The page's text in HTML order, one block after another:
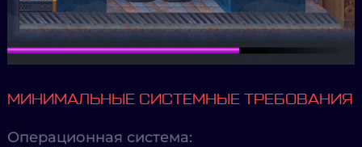
МИНИМАЛЬНЫЕ СИСТЕМНЫЕ ТРЕБОВАНИЯ
Операционная система: